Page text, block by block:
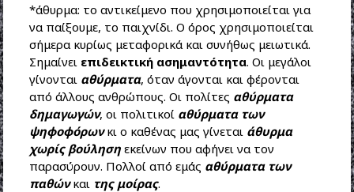
*άθυρμα: το αντικείμενο που χρησιμοποιείται για
να παίξουμε, το παιχνίδι. Ο όρος χρησιμοποιείται
σήμερα κυρίως μεταφορικά και συνήθως μειωτικά.
Σημαίνει επιδεικτική ασημαντότητα. Οι μεγάλοι
γίνονται αθύρματα, όταν άγονται και φέρονται
από άλλους ανθρώπους. Οι πολίτες αθύρματα
δημαγωγών, οι πολιτικοί αθύρματα των
ψηφοφόρωνκι ο καθένας μας γίνεται άθυρμα
χωρίς βούλησηεκείνων που αφήνει να τον
παρασύρουν. Πολλοί από εμάς αθύρματα των
παθώνκαι της μοίρας.